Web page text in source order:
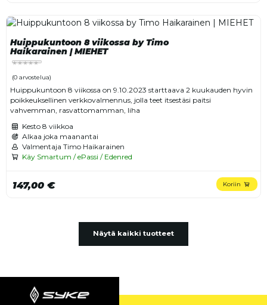
Huippukuntoon 8 viikossa by Timo
Haikarainen | MIEHET
(0 arvostelua)
Huippukuntoon 8 viikossa on 9.10.2023 starttaava 2 kuukauden hyvin
poikkeuksellinen verkkovalmennus, jolla teet itsestäsi paitsi
vahvemman, rasvattomamman, liha
Kesto 8 viikkoa
Alkaa joka maanantai
Valmentaja Timo Haikarainen
Käy Smartum / ePassi / Edenred
147,00 € Koriin
Näytä kaikki tuotteet